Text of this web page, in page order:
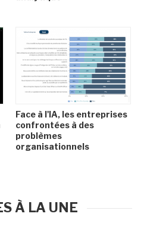
Face à l'IA, les entreprises
confrontées à des
problèmes
organisationnels
À LA UNE